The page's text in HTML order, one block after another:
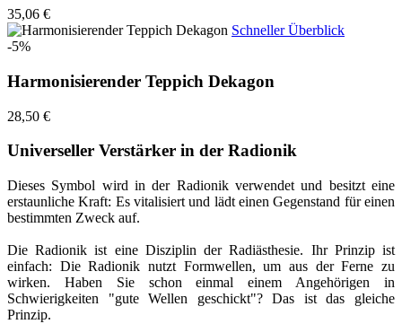
35,06 €
Schneller Überblick
-5%
Harmonisierender Teppich Dekagon
28,50 €
Universeller Verstärker in der Radionik
Dieses Symbol wird in der Radionik verwendet und besitzt eine
erstaunliche Kraft: Es vitalisiert und lädt einen Gegenstand für einen
bestimmten Zweck auf.
Die Radionik ist eine Disziplin der Radiästhesie. Ihr Prinzip ist
einfach: Die Radionik nutzt Formwellen, um aus der Ferne zu
wirken. Haben Sie schon einmal einem Angehörigen in
Schwierigkeiten "gute Wellen geschickt"? Das ist das gleiche
Prinzip.